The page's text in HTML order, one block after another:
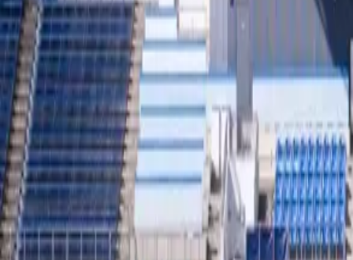
徳島ヴォルティス vsカター